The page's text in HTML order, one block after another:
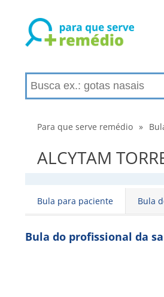
Para que serve remédio »
ALCYTAM
Bula para paciente Bula
Bula do profissional da